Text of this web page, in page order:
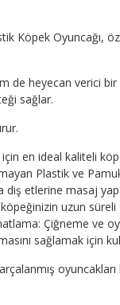
Köpek Oyuncağı,
de heyecan verici
sağlar.
en ideal kaliteli
Plastik ve
etlerine masaj
uzun
Çiğneme ve
sağlamak için